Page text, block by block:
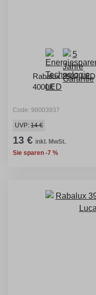
Rabalux 3937
4000K
Code: 98003937
UVP: 14 €
13 € inkl. MwSt.
Sie sparen -7 %